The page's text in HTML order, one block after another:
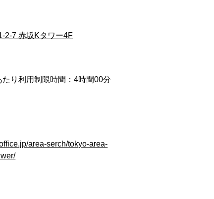
2-7 赤坂Kタワー4F
り利用制限時間：4時間00分
area-serch/tokyo-area-